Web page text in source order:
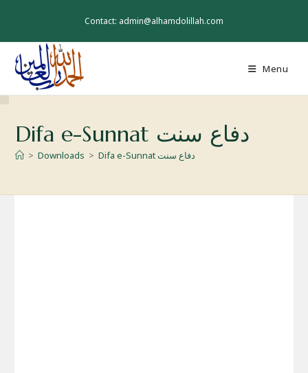
Contact: admin@alhamdolillah.com
Menu
Difa e-Sunnat دفاع سنت
> Downloads > Difa e-Sunnat دفاع سنت